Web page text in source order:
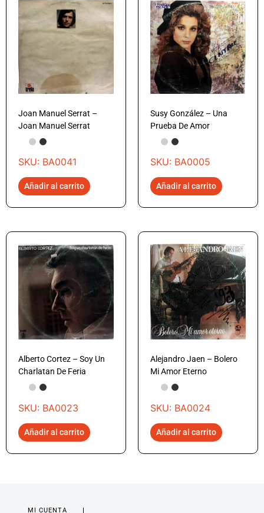
Joan Manuel Serrat –
Joan Manuel Serrat
SKU: BA0041
Añadir al carrito
Susy González – Una
Prueba De Amor
SKU: BA0005
Añadir al carrito
Alberto Cortez – Soy Un
Charlatan De Feria
SKU: BA0023
Añadir al carrito
Alejandro Jaen – Bolero
Mi Amor Eterno
SKU: BA0024
Añadir al carrito
MI CUENTA